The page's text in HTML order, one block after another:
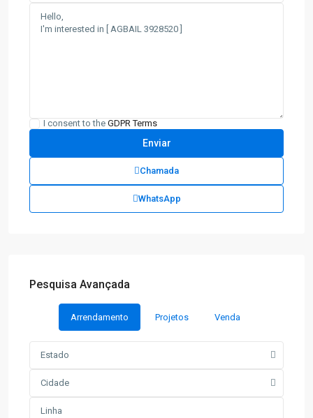
I consent to the GDPR Terms
Chamada
WhatsApp
Pesquisa Avançada
Arrendamento Projetos Venda
Estado
Cidade